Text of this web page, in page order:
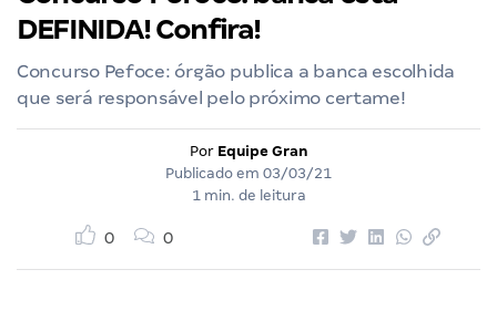
DEFINIDA! Confira!
Concurso Pefoce: órgão publica a banca escolhida
que será responsável pelo próximo certame!
Por Equipe Gran
Publicado em 03/03/21
1 min. de leitura
0 0